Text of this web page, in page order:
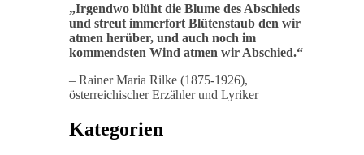
„Irgendwo blüht die Blume des Abschieds
und streut immerfort Blütenstaub den wir
atmen herüber, und auch noch im
kommendsten Wind atmen wir Abschied.“
– Rainer Maria Rilke (1875-1926),
österreichischer Erzähler und Lyriker
Kategorien